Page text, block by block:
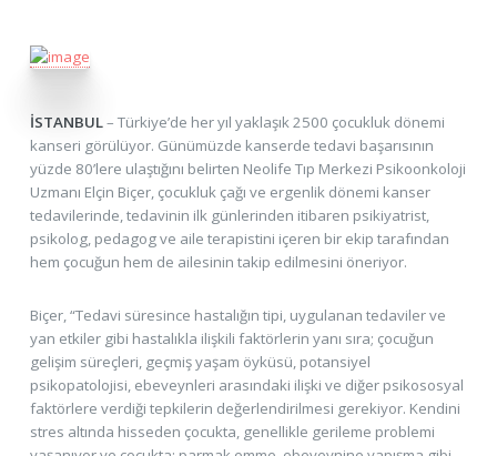
İSTANBUL– Türkiye’de her yıl yaklaşık 2500 çocukluk dönemi
kanseri görülüyor. Günümüzde kanserde tedavi başarısının
yüzde 80’lere ulaştığını belirten Neolife Tıp Merkezi Psikoonkoloji
Uzmanı Elçin Biçer, çocukluk çağı ve ergenlik dönemi kanser
tedavilerinde, tedavinin ilk günlerinden itibaren psikiyatrist,
psikolog, pedagog ve aile terapistini içeren bir ekip tarafından
hem çocuğun hem de ailesinin takip edilmesini öneriyor.
Biçer, “Tedavi süresince hastalığın tipi, uygulanan tedaviler ve
yan etkiler gibi hastalıkla ilişkili faktörlerin yanı sıra; çocuğun
gelişim süreçleri, geçmiş yaşam öyküsü, potansiyel
psikopatolojisi, ebeveynleri arasındaki ilişki ve diğer psikososyal
faktörlere verdiği tepkilerin değerlendirilmesi gerekiyor. Kendini
stres altında hisseden çocukta, genellikle gerileme problemi